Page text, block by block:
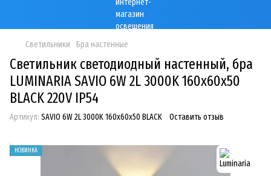
Светильники Бра настенные
Светильник светодиодный настенный, бра
LUMINARIA SAVIO 6W 2L 3000K 160x60x50
BLACK 220V IP54
Артикул: SAVIO 6W 2L 3000K 160x60x50 BLACK Оставить отзыв
НОВИНКА